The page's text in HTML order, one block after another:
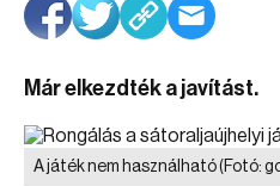
Már elkezdték a javítást.
A játék nem használható(Fotó: